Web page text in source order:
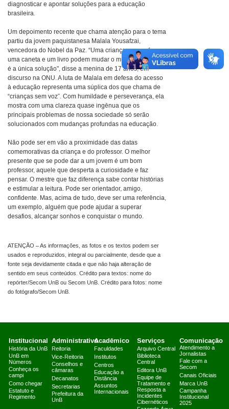
diagnosticar e apontar soluções para a educação
brasileira.
Um depoimento recente que chama atenção para o tema
partiu da jovem paquistanesa Malala Yousafzai,
vencedora do Nobel da Paz. “Uma criança, um professor,
uma caneta e um livro podem mudar o mundo. Educação
é a única solução", disse a menina de 17 anos, em
discurso na ONU. A luta de Malala em defesa do acesso
à educação representa uma súplica dos que chama de
“crianças sem voz”. Com humildade e perseverança, ela
mostra com uma clareza quase ingênua que os
principais problemas de nossa sociedade só serão
solucionados com mudanças profundas na educação.
Não pode ser em vão a proximidade das datas
comemorativas da criança e do professor. O melhor
presente que se pode dar a um jovem é um bom
professor, aquele que desperta a curiosidade e faz
pensar. O mestre que faz diferença sabe contar histórias
e estimular a leitura. Pode ser orientador, amigo,
confidente. Mas, acima de tudo, deve ser uma referência,
um exemplo, alguém que pode ajudar a superar
desafios, alcançar sonhos e conquistar o mundo.
ATENÇÃO – As informações, as fotos e os textos podem ser
usados e reproduzidos, integral ou parcialmente, desde que a
fonte seja devidamente citada e que não haja alteração de
sentido em seus conteúdos. Crédito para textos: nome do
repórter/Secom UnB ou Secom UnB. Crédito para fotos: nome
do fotógrafo/Secom UnB.
Institucional
História da UnB
UnB em
Números
Conheça os
campi
Como chegar
Estatuto e
Regimento
Administrativo
Reitoria
Vice-Reitoria
Conselhos e
câmaras
Decanatos
Secretarias
Prefeitura da
UnB
Acadêmico
Faculdades
Institutos
Centros
Educação a
Distância
Assuntos
Internacionais
Serviços
Arquivo Central
Biblioteca
Central
Editora UnB
Equipe de
Tratamento e
Resposta a
Incidentes
Cibernéticos
Comunicação
Atendimento a
Jornalistas
Fale com a
Secom
Canais Oficiais
Marca UnB
Campanha
Institucional
2025